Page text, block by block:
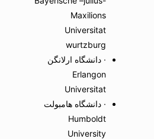
Maxilions
Universitat
wurtzburg
· دانشگاه ارلانگن
Erlangon
Universitat
· دانشگاه هامبولت
Humboldt
University